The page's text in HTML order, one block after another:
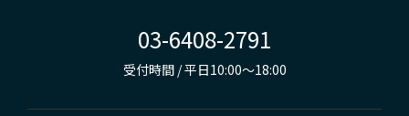
03-6408-2791
受付時間 / 平日10:00～18:00